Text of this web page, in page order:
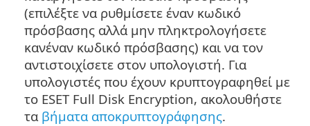
(επιλέξτε να ρυθμίσετε έναν κωδικό
πρόσβασης αλλά μην πληκτρολογήσετε
κανέναν κωδικό πρόσβασης) και να τον
αντιστοιχίσετε στον υπολογιστή. Για
υπολογιστές που έχουν κρυπτογραφηθεί με
το ESET Full Disk Encryption, ακολουθήστε
τα βήματα αποκρυπτογράφησης.